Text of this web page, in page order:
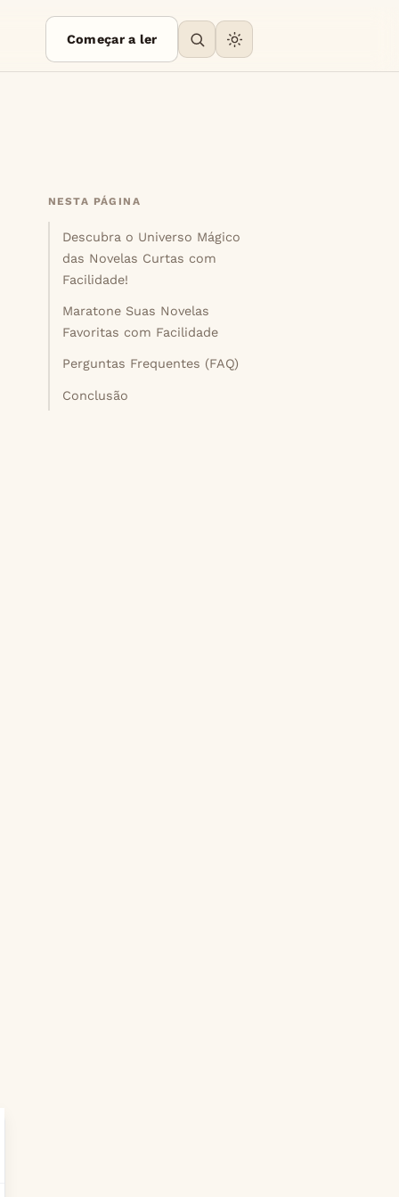
Começar a ler
NESTA PÁGINA
Descubra o Universo Mágico
das Novelas Curtas com
Facilidade!
Maratone Suas Novelas
Favoritas com Facilidade
Perguntas Frequentes (FAQ)
Conclusão